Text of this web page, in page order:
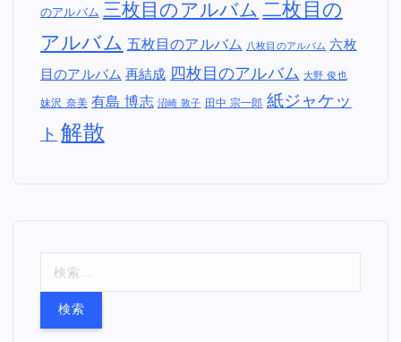
のアルバム 三枚目のアルバム 二枚目の
アルバム 五枚目のアルバム 八枚目のアルバム 六枚
目のアルバム 再結成 四枚目のアルバム 大野 俊也
妹沢 奈美 有島 博志 沼崎 敦子 田中 宗一郎 紙ジャケッ
ト 解散